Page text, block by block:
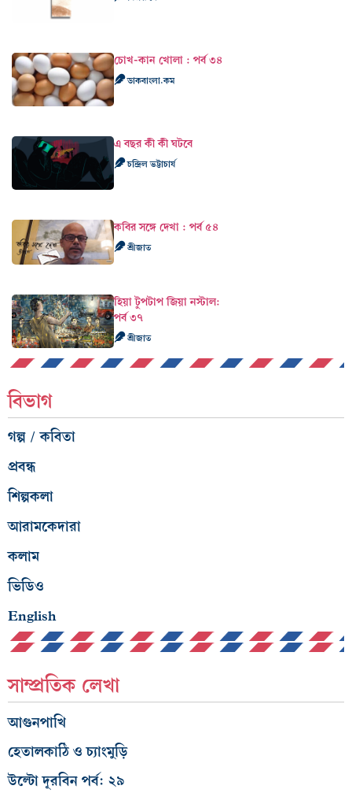
চোখ-কান খোলা : পর্ব ৩৪
ডাকবাংলা.কম
এ বছর কী কী ঘটবে
চন্দ্রিল ভট্টাচার্য
কবির সঙ্গে দেখা : পর্ব ৫৪
শ্রীজাত
হিয়া টুপটাপ জিয়া নস্টাল:
পর্ব ৩৭
শ্রীজাত
বিভাগ
গল্প / কবিতা
প্রবন্ধ
শিল্পকলা
আরামকেদারা
কলাম
ভিডিও
English
সাম্প্রতিক লেখা
আগুনপাখি
হেতালকাঠি ও চ্যাংমুড়ি
উল্টো দূরবিন পর্ব: ২৯